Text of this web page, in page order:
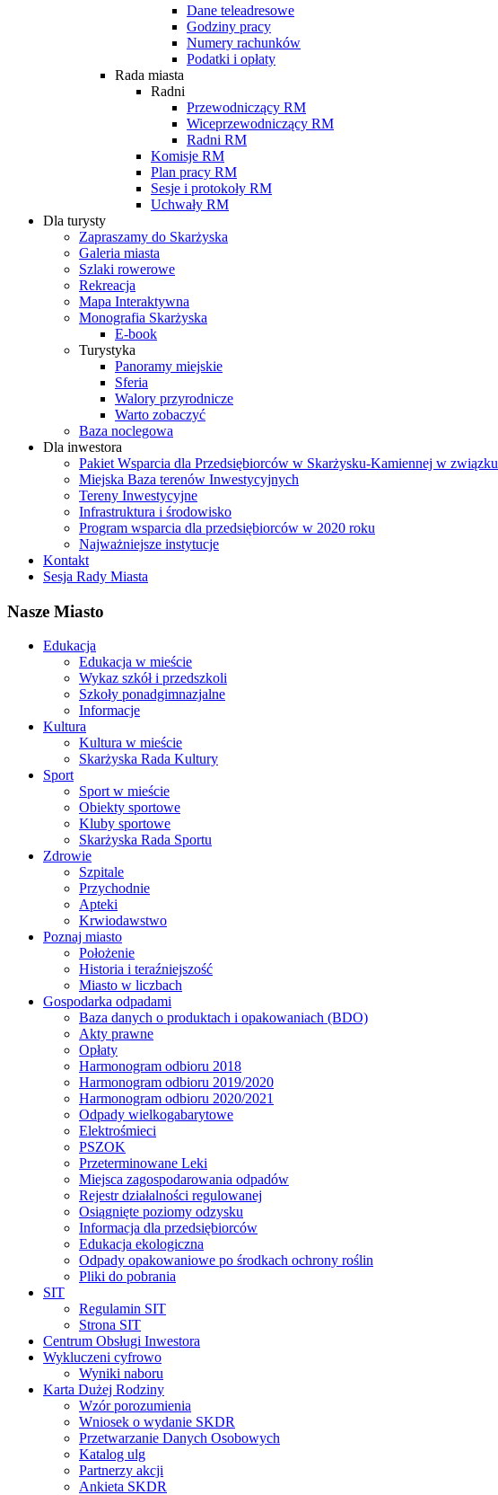
Dane teleadresowe
Godziny pracy
Numery rachunków
Podatki i opłaty
Rada miasta
Radni
Przewodniczący RM
Wiceprzewodniczący RM
Radni RM
Komisje RM
Plan pracy RM
Sesje i protokoły RM
Uchwały RM
Dla turysty
Zapraszamy do Skarżyska
Galeria miasta
Szlaki rowerowe
Rekreacja
Mapa Interaktywna
Monografia Skarżyska
E-book
Turystyka
Panoramy miejskie
Sferia
Walory przyrodnicze
Warto zobaczyć
Baza noclegowa
Dla inwestora
Pakiet Wsparcia dla Przedsiębiorców w Skarżysku-Kamiennej w
Miejska Baza terenów Inwestycyjnych
Tereny Inwestycyjne
Infrastruktura i środowisko
Program wsparcia dla przedsiębiorców w 2020 roku
Najważniejsze instytucje
Kontakt
Sesja Rady Miasta
Nasze Miasto
Edukacja
Edukacja w mieście
Wykaz szkół i przedszkoli
Szkoły ponadgimnazjalne
Informacje
Kultura
Kultura w mieście
Skarżyska Rada Kultury
Sport
Sport w mieście
Obiekty sportowe
Kluby sportowe
Skarżyska Rada Sportu
Zdrowie
Szpitale
Przychodnie
Apteki
Krwiodawstwo
Poznaj miasto
Położenie
Historia i teraźniejszość
Miasto w liczbach
Gospodarka odpadami
Baza danych o produktach i opakowaniach (BDO)
Akty prawne
Opłaty
Harmonogram odbioru 2018
Harmonogram odbioru 2019/2020
Harmonogram odbioru 2020/2021
Odpady wielkogabarytowe
Elektrośmieci
PSZOK
Przeterminowane Leki
Miejsca zagospodarowania odpadów
Rejestr działalności regulowanej
Osiągnięte poziomy odzysku
Informacja dla przedsiębiorców
Edukacja ekologiczna
Odpady opakowaniowe po środkach ochrony roślin
Pliki do pobrania
SIT
Regulamin SIT
Strona SIT
Centrum Obsługi Inwestora
Wykluczeni cyfrowo
Wyniki naboru
Karta Dużej Rodziny
Wzór porozumienia
Wniosek o wydanie SKDR
Przetwarzanie Danych Osobowych
Katalog ulg
Partnerzy akcji
Ankieta SKDR